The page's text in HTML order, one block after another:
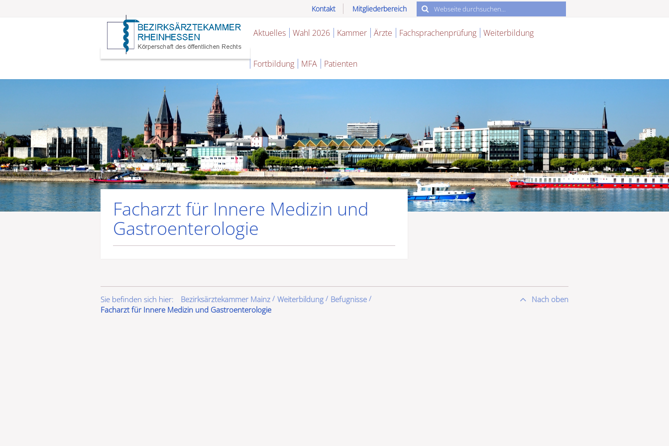
Kontakt Mitgliederbereich
Aktuelles Wahl 2026 Kammer Ärzte Fachsprachenprüfung Weiterbildung
Fortbildung MFA Patienten
Facharzt für Innere Medizin und
Gastroenterologie
Sie befinden sich hier: Bezirksärztekammer Mainz Weiterbildung
Befugnisse
Facharzt für Innere Medizin und Gastroenterologie
Nach oben